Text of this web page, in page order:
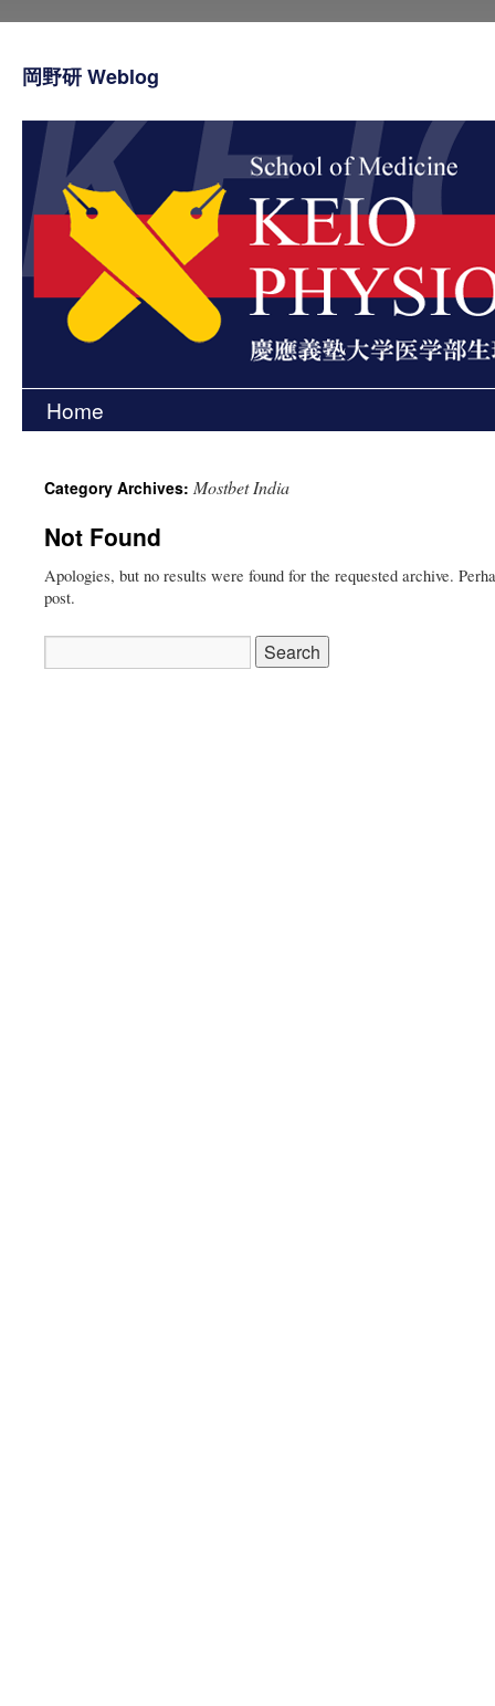
岡野研 Weblog
Skip
content
Home
Category Archives: Mostbet India
Not Found
Apologies, but no results were found for the requested archive.
post.
for: